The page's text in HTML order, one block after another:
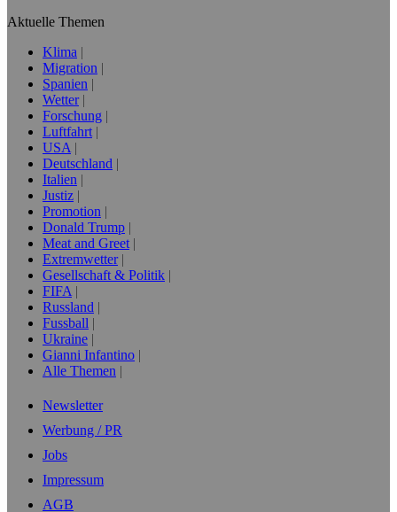
Aktuelle Themen
Klima
Migration
Spanien
Wetter
Forschung
Luftfahrt
USA
Deutschland
Italien
Justiz
Promotion
Donald Trump
Meat and Greet
Extremwetter
Gesellschaft & Politik
FIFA
Russland
Fussball
Ukraine
Gianni Infantino
Alle Themen
Newsletter
Werbung / PR
Jobs
Impressum
AGB